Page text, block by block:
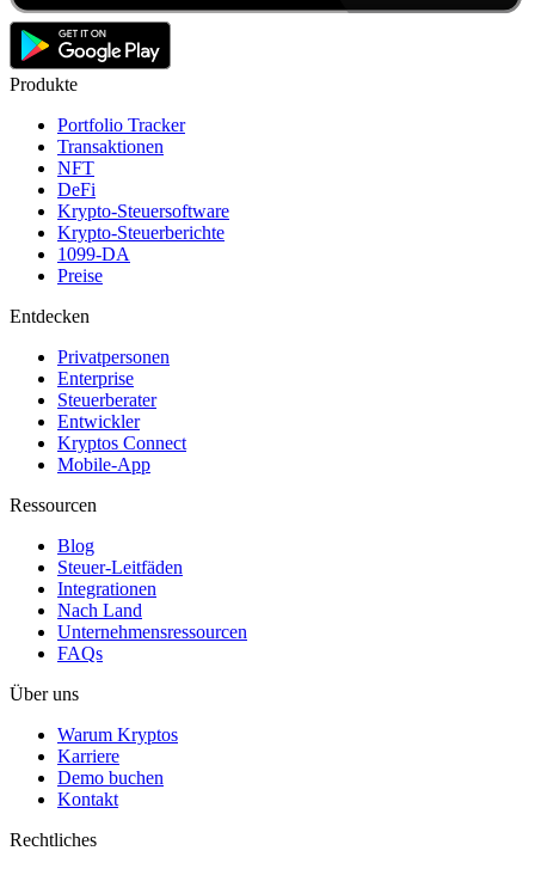
Produkte
Portfolio Tracker
Transaktionen
NFT
DeFi
Krypto-Steuersoftware
Krypto-Steuerberichte
1099-DA
Preise
Entdecken
Privatpersonen
Enterprise
Steuerberater
Entwickler
Kryptos Connect
Mobile-App
Ressourcen
Blog
Steuer-Leitfäden
Integrationen
Nach Land
Unternehmensressourcen
FAQs
Über uns
Warum Kryptos
Karriere
Demo buchen
Kontakt
Rechtliches